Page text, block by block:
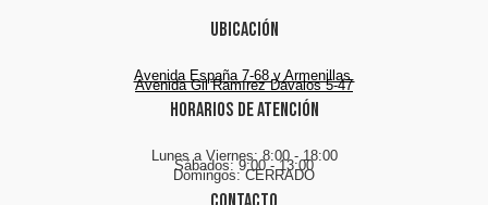
Ubicación
Avenida España 7-68 y Armenillas.
Avenida Gil Ramírez Dávalos 5-47
Horarios de atención
Lunes a Viernes: 8:00 - 18:00
Sábados: 9:00 - 13:00
Domingos: CERRADO